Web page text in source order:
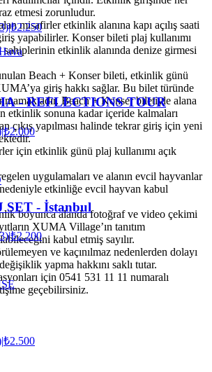
etmesi zorunludur.
misafirler etkinlik alanına kapı açılış saati
yapabilirler. Konser bileti plaj kullanımı
etkinlik alanında denize girmesi
sunulan Beach + Konser bileti, etkinlik günü
giriş hakkı sağlar. Bu bilet türünde
Beach + Konser biletiyle alana
etkinlik sonuna kadar içeride kalmaları
çıkış yapılması halinde tekrar giriş için yeni
için etkinlik günü plaj kullanımı açık
uygulamaları ve alanın evcil hayvanlar
etkinliğe evcil hayvan kabul
boyunca alanda fotoğraf ve video çekimi
XUMA Village’ın tanıtım
kabul etmiş sayılır.
ve kaçınılmaz nedenlerden dolayı
yapma hakkını saklı tutar.
için 0541 531 11 11 numaralı
geçebilirsiniz.
|₺2.250
- REFLECTIONS TOUR
|₺2.000
- İstanbul
|₺2.200
|₺2.500